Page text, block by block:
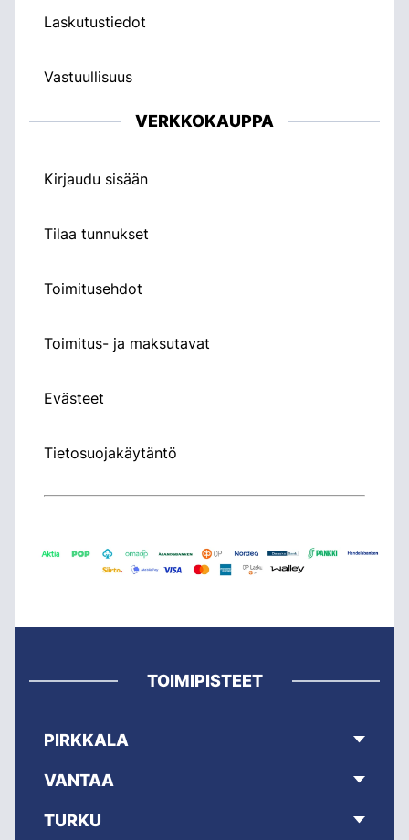
Laskutustiedot
Vastuullisuus
VERKKOKAUPPA
Kirjaudu sisään
Tilaa tunnukset
Toimitusehdot
Toimitus- ja maksutavat
Evästeet
Tietosuojakäytäntö
TOIMIPISTEET
PIRKKALA
VANTAA
TURKU